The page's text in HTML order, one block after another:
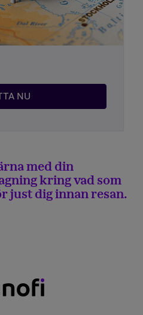
NU
med din
kring vad som
just dig innan resan.